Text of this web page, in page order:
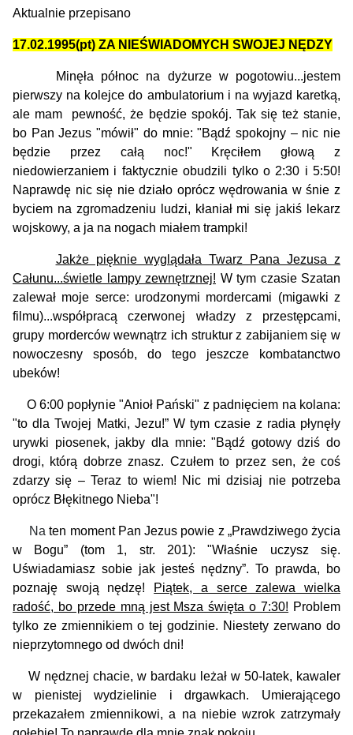
Aktualnie przepisano
17.02.1995(pt) ZA NIEŚWIADOMYCH SWOJEJ NĘDZY
Minęła północ na dyżurze w pogotowiu...jestem
pierwszy na kolejce do ambulatorium i na wyjazd karetką,
ale mam pewność, że będzie spokój. Tak się też stanie,
bo Pan Jezus "mówił" do mnie: "Bądź spokojny – nic nie
będzie przez całą noc!"
Kręciłem głową z
niedowierzaniem i faktycznie obudzili tylko o 2:30 i 5:50!
Naprawdę nic się nie działo oprócz wędrowania w śnie z
byciem na zgromadzeniu ludzi, kłaniał mi się jakiś lekarz
wojskowy, a ja na nogach miałem trampki!
Jakże pięknie wyglądała Twarz Pana Jezusa z
Całunu...świetle lampy zewnętrznej! W tym czasie Szatan
zalewał moje serce: urodzonymi mordercami (migawki z
filmu)...współpracą czerwonej władzy z przestępcami,
grupy morderców wewnątrz ich struktur z zabijaniem się w
nowoczesny sposób, do tego jeszcze kombatanctwo
ubeków!
O 6:00 popłynie "Anioł Pański" z padnięciem na kolana:
"to dla Twojej Matki, Jezu!” W tym czasie z radia płynęły
urywki piosenek, jakby dla mnie: "Bądź gotowy dziś do
drogi, którą dobrze znasz. Czułem to przez sen, że coś
zdarzy się – Teraz to wiem! Nic mi dzisiaj nie potrzeba
oprócz Błękitnego Nieba"!
Naten moment Pan Jezus powie z „Prawdziwego życia
w Bogu” (tom 1, str. 201): "Właśnie uczysz się.
Uświadamiasz sobie jak jesteś nędzny”. To prawda, bo
poznaję swoją nędzę!
Piątek, a serce zalewa wielka
radość, bo przede mną jest Msza święta o 7:30! Problem
tylko ze zmiennikiem o tej godzinie. Niestety zerwano do
nieprzytomnego od dwóch dni!
W nędznej chacie, w bardaku leżał w 50-latek, kawaler
w pienistej wydzielinie i drgawkach. Umierającego
przekazałem zmiennikowi, a na niebie wzrok zatrzymały